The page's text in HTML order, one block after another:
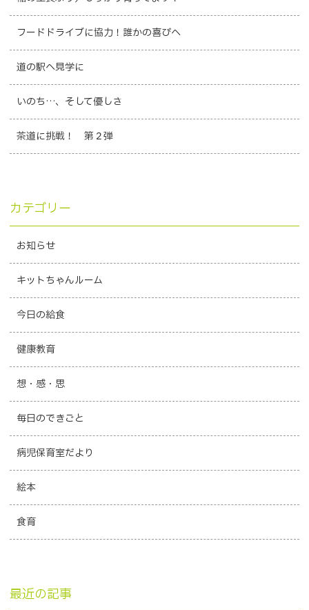
フードドライブに協力！誰かの喜びへ
道の駅へ見学に
いのち…、そして優しさ
茶道に挑戦！ 第２弾
カテゴリー
お知らせ
キットちゃんルーム
今日の給食
健康教育
想・感・思
毎日のできごと
病児保育室だより
絵本
食育
最近の記事